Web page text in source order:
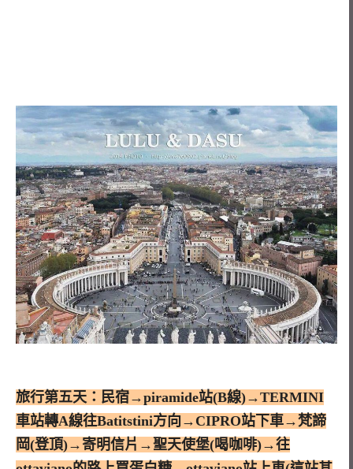
旅行第五天：民宿→piramide站(B線)→TERMINI
車站轉A線往Batitstini方向→CIPRO站下車→梵諦
岡(登頂)→寄明信片→聖天使堡(喝咖啡)→往